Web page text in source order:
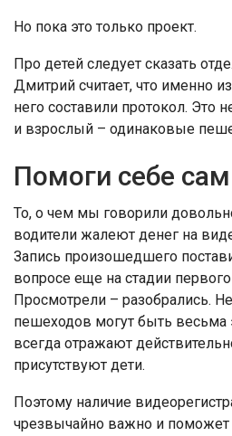
Но пока это только проект.
Про детей следует сказать
Дмитрий считает, что именно
него составили протокол. Это
и взрослый – одинаковые
Помоги себе сам
То, о чем мы говорили
водители жалеют денег на
Запись произошедшего
вопросе еще на стадии
Просмотрели – разобрались.
пешеходов могут быть
всегда отражают
присутствуют дети.
Поэтому наличие
чрезвычайно важно и